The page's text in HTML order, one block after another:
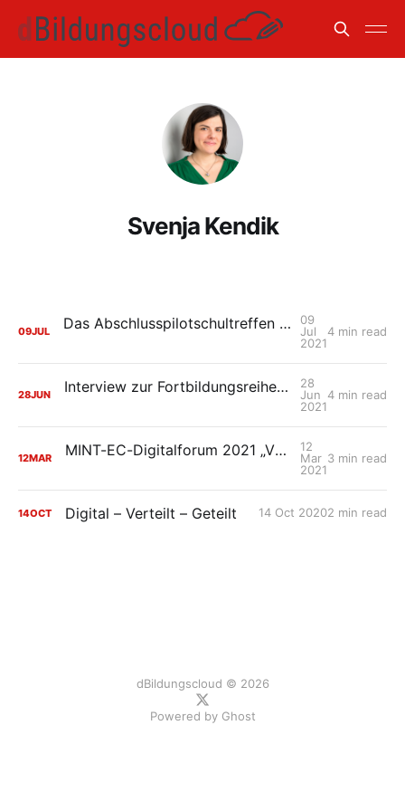
Svenja Kendik
09JUL Das Abschlusspilotschultreffen der HPI Schul-Cloud: Wiedersehen macht Freude
09
Jul
2021
4 min read
28JUN Interview zur Fortbildungsreihe der HPI Schul-Cloud „Mit Design Thinking neue Ideen für die digitale Schule entwerfen“
28
Jun
2021
4 min read
12MAR MINT-EC-Digitalforum 2021 „VUCA – meine digitale Zukunft und Ich“
12
Mar
2021
3 min read
14OCT Digital – Verteilt – Geteilt 14 Oct 20202 min read
dBildungscloud © 2026
Powered by Ghost